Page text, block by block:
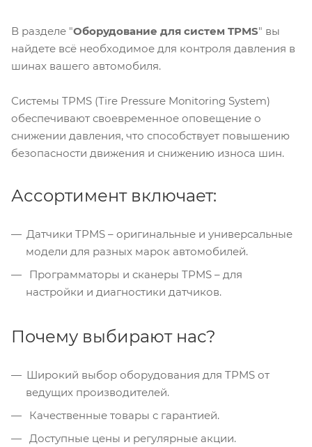
В разделе "Оборудование для систем TPMS" вы
найдете всё необходимое для контроля давления в
шинах вашего автомобиля.
Системы TPMS (Tire Pressure Monitoring System)
обеспечивают своевременное оповещение о
снижении давления, что способствует повышению
безопасности движения и снижению износа шин.
Ассортимент включает:
Датчики TPMS – оригинальные и универсальные
модели для разных марок автомобилей.
Программаторы и сканеры TPMS – для
настройки и диагностики датчиков.
Почему выбирают нас?
Широкий выбор оборудования для TPMS от
ведущих производителей.
Качественные товары с гарантией.
Доступные цены и регулярные акции.